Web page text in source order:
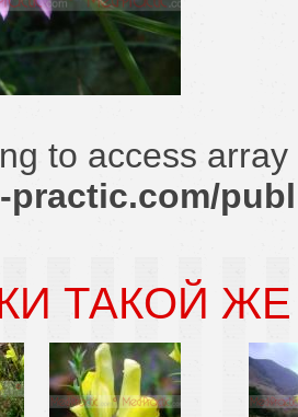
to access
practic.com/
ТАКОЙ